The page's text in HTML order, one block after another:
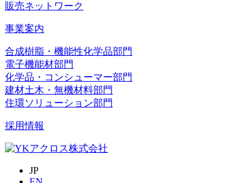
販売ネットワーク
事業案内
合成樹脂・機能性化学品部門
電子機能材部門
化学品・コンシューマー部門
建材土木・無機材料部門
住環ソリューション部門
採用情報
JP